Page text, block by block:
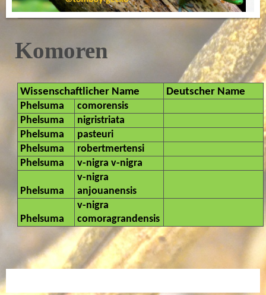
Komoren
Wissenschaftlicher Name
Deutscher Name
Phelsuma
comorensis
Phelsuma
nigristriata
Phelsuma
pasteuri
Phelsuma
robertmertensi
Phelsuma
v-nigra v-nigra
Phelsuma
v-nigra
anjouanensis
Phelsuma
v-nigra
comoragrandensis